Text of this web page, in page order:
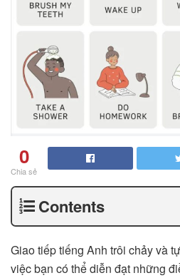
0
Chia sẻ
Contents
Giao tiếp tiếng Anh trôi chảy và
việc bạn có thể diễn đạt những